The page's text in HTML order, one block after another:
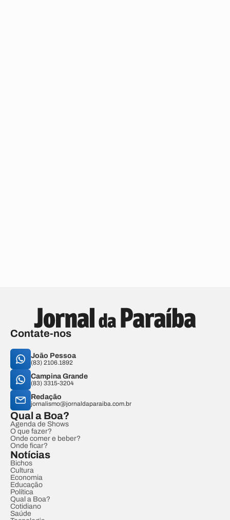
Contate-nos
João Pessoa
(83) 2106.1892
Campina Grande
(83) 3315-3204
Redação
jornalismo@jornaldaparaiba.com.br
Qual a Boa?
Agenda de Shows
O que fazer?
Onde comer e beber?
Onde ficar?
Notícias
Bichos
Cultura
Economia
Educação
Política
Qual a Boa?
Cotidiano
Saúde